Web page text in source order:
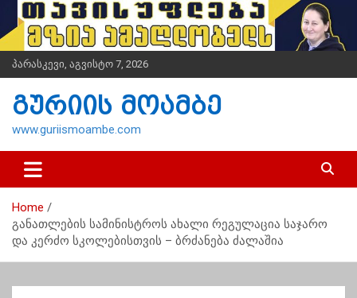
i
t
n
პარასკევი, აგვისტო 7, 2026
გურიის მოამბე
www.guriismoambe.com
Home
განათლების სამინისტროს ახალი რეგულაცია საჯარო
და კერძო სკოლებისთვის – ბრძანება ძალაშია